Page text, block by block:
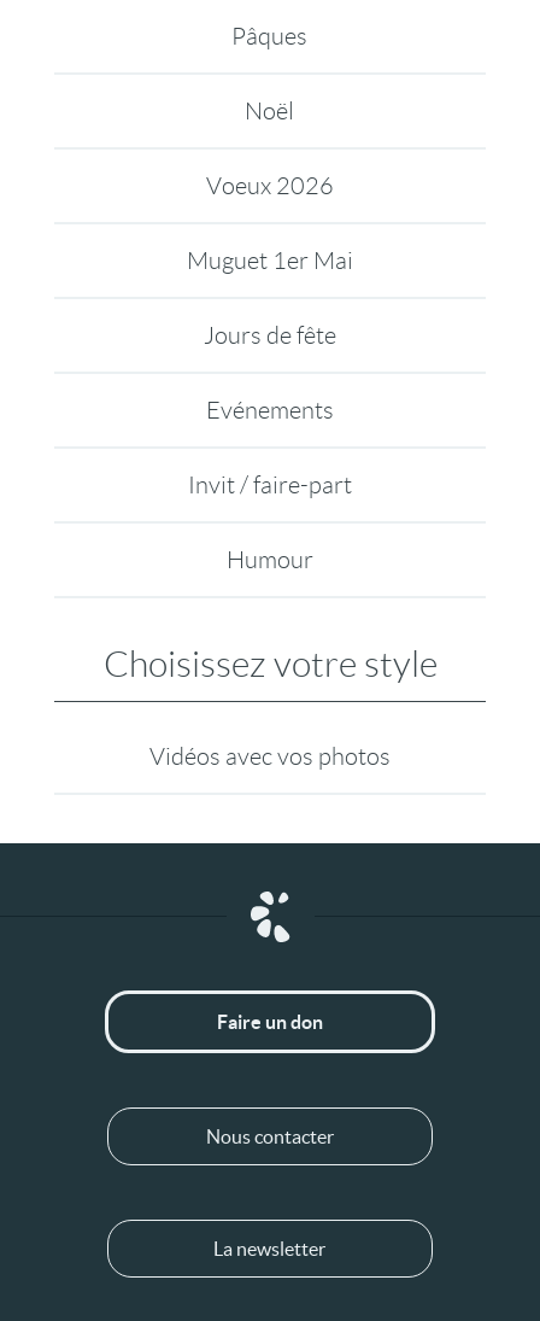
Pâques
Noël
Voeux 2026
Muguet 1er Mai
Jours de fête
Evénements
Invit / faire-part
Humour
Choisissez votre style
Vidéos avec vos photos
Faire un don
Nous contacter
La newsletter